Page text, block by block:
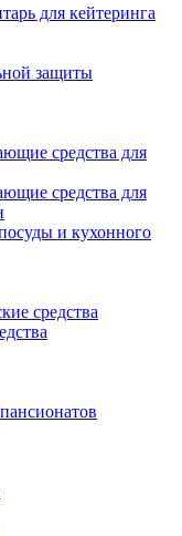
для кейтеринга
защиты
средства для
средства для
и кухонного
средства